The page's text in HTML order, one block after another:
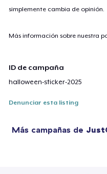
simplemente cambia de opinión.
Más información sobre nuestra
ID de campaña
halloween-sticker-2025
Denunciar esta listing
Más campañas de